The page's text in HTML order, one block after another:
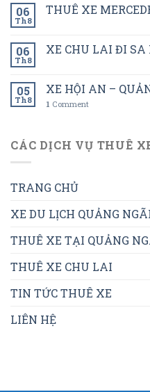
06
Th8
THUÊ XE
06
Th8
XE CHU LAI ĐI SA
05
Th8
XE HỘI AN –
1 Comment
CÁC DỊCH VỤ THUÊ
TRANG CHỦ
XE DU LỊCH QUẢNG
THUÊ XE TẠI QUẢNG
THUÊ XE CHU LAI
TIN TỨC THUÊ XE
LIÊN HỆ